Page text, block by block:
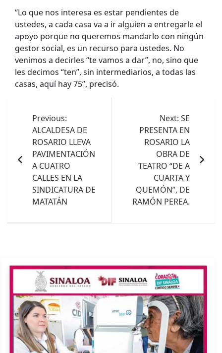
“Lo que nos interesa es estar pendientes de
ustedes, a cada casa va a ir alguien a entregarle el
apoyo porque no queremos mandarlo con ningún
gestor social, es un recurso para ustedes. No
venimos a decirles “te vamos a dar”, no, sino que
les decimos “ten”, sin intermediarios, a todas las
casas, aquí hay 75”, precisó.
entradas
Previous:
ALCALDESA DE
ROSARIO LLEVA
PAVIMENTACIÓN
A CUATRO
CALLES EN LA
SINDICATURA DE
MATATÁN
Next: SE
PRESENTA EN
ROSARIO LA
OBRA DE
TEATRO “DE A
CUARTA Y
QUEMÓN”, DE
RAMÓN PEREA.